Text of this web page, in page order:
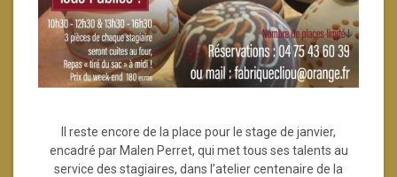
Il reste encore de la place pour le stage de janvier,
encadré par Malen Perret, qui met tous ses talents au
service des stagiaires, dans l’atelier centenaire de la